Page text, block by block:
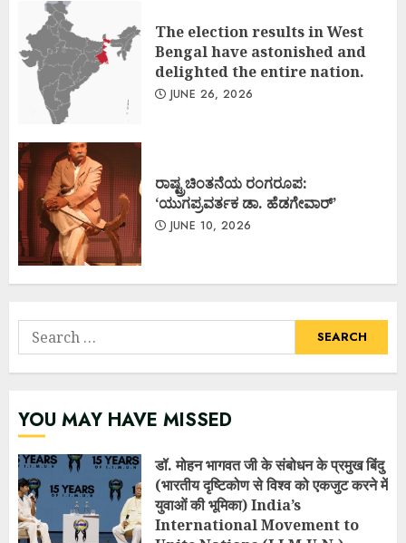
The election results in West
Bengal have astonished and
delighted the entire nation.
JUNE 26, 2026
ರಾಷ್ಟ್ರಚಿಂತನೆಯ ರಂಗರೂಪ:
‘ಯುಗಪ್ರವರ್ತಕ ಡಾ. ಹೆಡಗೇವಾರ್’
JUNE 10, 2026
Search
for:
YOU MAY HAVE MISSED
डॉ. मोहन भागवत जी के संबोधन के प्रमुख बिंदु
(भारतीय दृष्टिकोण से विश्व को एकजुट करने में
युवाओं की भूमिका) India’s
International Movement to